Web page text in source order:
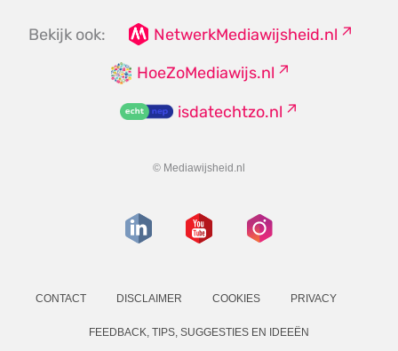
Bekijk ook:
NetwerkMediawijsheid.nl
HoeZoMediawijs.nl
isdatechtzo.nl
© Mediawijsheid.nl
CONTACT DISCLAIMER COOKIES PRIVACY
FEEDBACK, TIPS, SUGGESTIES EN IDEEËN